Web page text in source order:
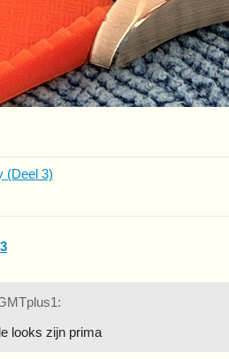
(Deel 3)
looks zijn prima